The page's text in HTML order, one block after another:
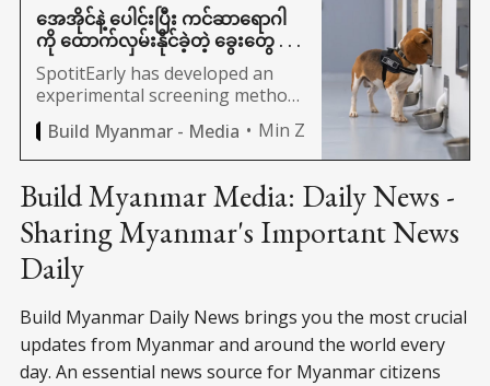
အေအိုင်နဲ့ ပေါင်းပြီး ကင်ဆာရောဂါ
ကို ထောက်လှမ်းနိုင်ခဲ့တဲ့ ခွေးတွေ . . .
SpotitEarly has developed an
experimental screening method
that pairs Labrador retrievers
with artificial intelligence to
detect cancer odors carried on
patients’ breaths.
Build Myanmar - Media Min Z
Build Myanmar Media: Daily News -
Sharing Myanmar's Important News
Daily
Build Myanmar Daily News brings you the most crucial
updates from Myanmar and around the world every
day. An essential news source for Myanmar citizens